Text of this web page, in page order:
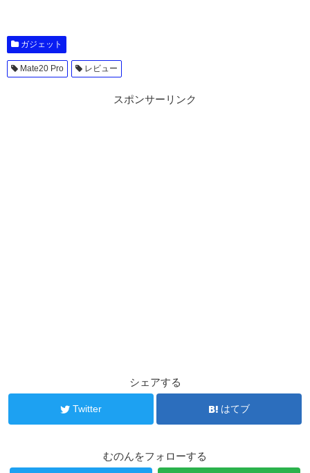
ガジェット
Mate20 Pro レビュー
スポンサーリンク
シェアする
Twitter はてブ
むのんをフォローする